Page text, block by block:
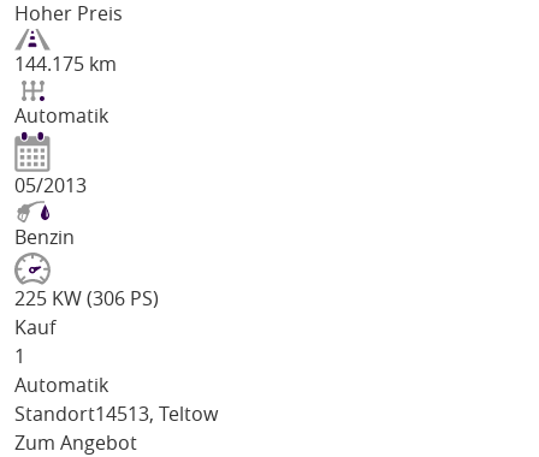
Hoher Preis
144.175 km
Automatik
05/2013
Benzin
225 KW (306 PS)
Kauf
1
Automatik
Standort14513, Teltow
Zum Angebot